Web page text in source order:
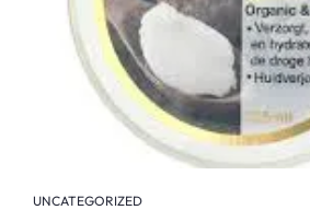
UNCATEGORIZED